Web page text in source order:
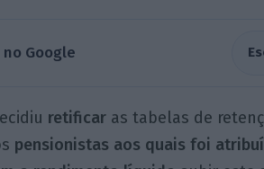
Google
retificar as tabelas de
pensionistas aos quais foi